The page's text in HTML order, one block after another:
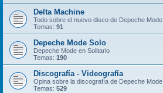
Delta Machine
Todo sobre el nuevo disco de Depeche Mode.
Temas: 91
Depeche Mode Solo
Depeche Mode en Solitario
Temas: 190
Discografía - Videografía
Opina sobre la discografía de Depeche Mode
Temas: 529